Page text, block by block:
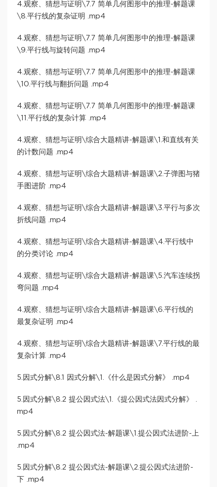
4.观察、猜想与证明\7.7 简单几何图形中的推理-解题课
\8.平行线的复杂证明 .mp4
4.观察、猜想与证明\7.7 简单几何图形中的推理-解题课
\9.平行线与旋转问题 .mp4
4.观察、猜想与证明\7.7 简单几何图形中的推理-解题课
\10.平行线与翻折问题 .mp4
4.观察、猜想与证明\7.7 简单几何图形中的推理-解题课
\11.平行线的复杂计算 .mp4
4.观察、猜想与证明\综合大题精讲-解题课\1.和直线有关
的计数问题 .mp4
4.观察、猜想与证明\综合大题精讲-解题课\2.子弹图与猪
手图进阶 .mp4
4.观察、猜想与证明\综合大题精讲-解题课\3.平行与多次
折线问题 .mp4
4.观察、猜想与证明\综合大题精讲-解题课\4.平行线中
的分类讨论 .mp4
4.观察、猜想与证明\综合大题精讲-解题课\5.汽车连续拐
弯问题 .mp4
4.观察、猜想与证明\综合大题精讲-解题课\6.平行线的
最复杂证明 .mp4
4.观察、猜想与证明\综合大题精讲-解题课\7.平行线的最
复杂计算 .mp4
5.因式分解\8.1 因式分解\1.《什么是因式分解》 .mp4
5.因式分解\8.2 提公因式法\1.《提公因式法因式分解》 .
mp4
5.因式分解\8.2 提公因式法-解题课\1.提公因式法进阶-上
.mp4
5.因式分解\8.2 提公因式法-解题课\2.提公因式法进阶-
下 .mp4